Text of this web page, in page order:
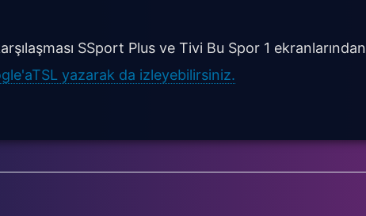
SSport Plus ve Tivi Bu Spor 1 ekranlarından
yazarak da izleyebilirsiniz.